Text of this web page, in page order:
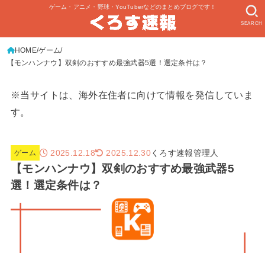
ゲーム・アニメ・野球・YouTuberなどのまとめブログです！
SEARCH
HOME ゲーム
【モンハンナウ】双剣のおすすめ最強武器5選！選定条件は？
※当サイトは、海外在住者に向けて情報を発信していま
す。
ゲーム 2025.12.18 2025.12.30くろす速報管理人
【モンハンナウ】双剣のおすすめ最強武器5
選！選定条件は？